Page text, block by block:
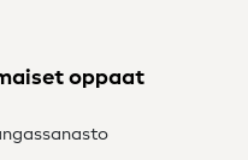
oppaat